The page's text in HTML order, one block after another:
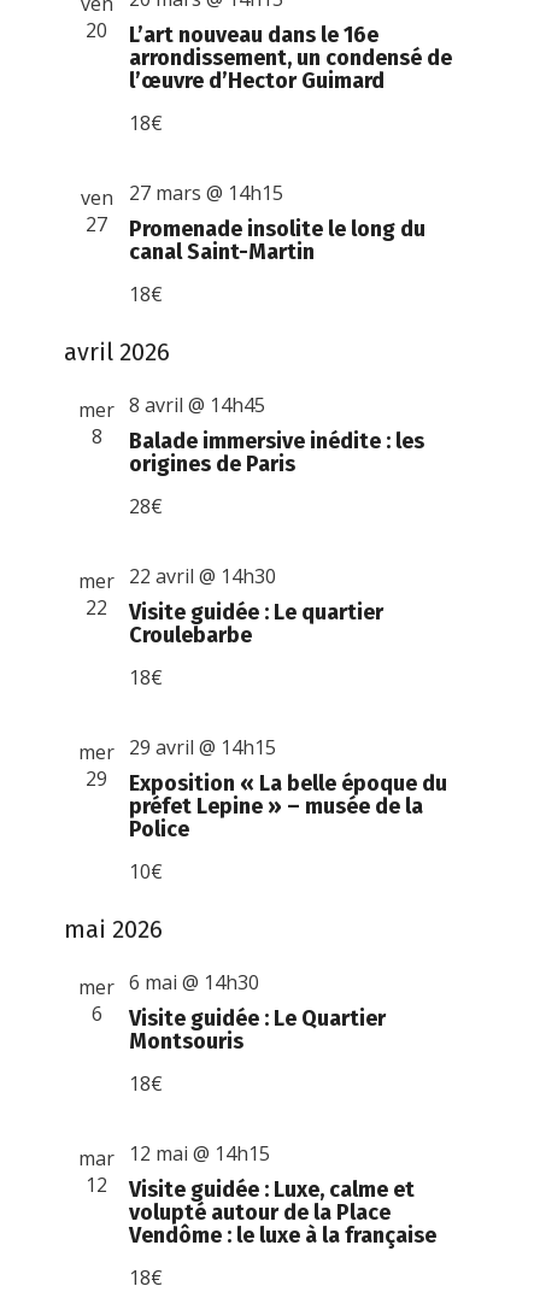
20
L’art nouveau dans le 16e
arrondissement, un condensé de
l’œuvre d’Hector Guimard
18€
ven
27
Promenade insolite le long du
canal Saint-Martin
27 mars @ 14h15
18€
avril 2026
mer
8
Balade immersive inédite : les
origines de Paris
8 avril @ 14h45
28€
mer
22
Visite guidée : Le quartier
Croulebarbe
22 avril @ 14h30
18€
mer
29
Exposition « La belle époque du
préfet Lepine » – musée de la
Police
29 avril @ 14h15
10€
mai 2026
mer
6
Visite guidée : Le Quartier
Montsouris
6 mai @ 14h30
18€
mar
12
Visite guidée : Luxe, calme et
volupté autour de la Place
Vendôme : le luxe à la française
12 mai @ 14h15
18€